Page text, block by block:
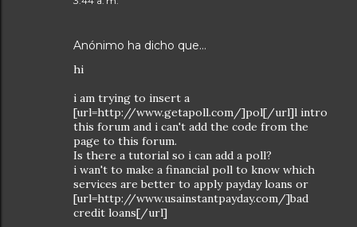
Anónimo ha dicho que…
hi
i am trying to insert a
[url=http://www.getapoll.com/]pol[/url]l intro
this forum and i can't add the code from the
page to this forum.
Is there a tutorial so i can add a poll?
i wan't to make a financial poll to know which
services are better to apply payday loans or
[url=http://www.usainstantpayday.com/]bad
credit loans[/url]